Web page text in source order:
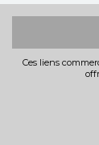
Ces liens